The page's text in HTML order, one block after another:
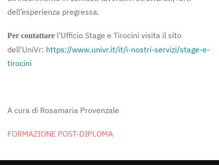
dell’esperienza pregressa.
Per contattare l'Ufficio Stage e Tirocini visita il sito
dell'UniVr: https://www.univr.it/it/i-nostri-servizi/stage-e-
tirocini
A cura di Rosamaria Provenzale
FORMAZIONE POST-DIPLOMA